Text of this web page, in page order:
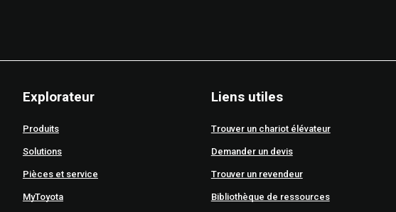
Explorateur
Produits
Solutions
Pièces et service
MyToyota
Liens utiles
Trouver un chariot élévateur
Demander un devis
Trouver un revendeur
Bibliothèque de ressources